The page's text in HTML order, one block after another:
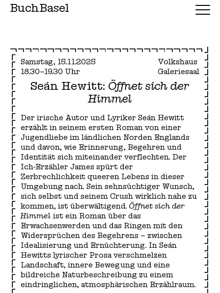
BuchBasel
Samstag, 15.11.2025
18.30–19.30 Uhr
Volkshaus
Galeriesaal
Seán Hewitt: Öffnet sich der
Himmel
Der irische Autor und Lyriker Seán Hewitt
erzählt in seinem ersten Roman von einer
Jugendliebe im ländlichen Norden Englands
und davon, wie Erinnerung, Begehren und
Identität sich miteinander verflechten. Der
Ich-Erzähler James spürt der
Zerbrechlichkeit queeren Lebens in dieser
Umgebung nach. Sein sehnsüchtiger Wunsch,
sich selbst und seinem Crush wirklich nahe zu
kommen, ist überwältigend. Öffnet sich der
Himmel ist ein Roman über das
Erwachsenwerden und das Ringen mit den
Widersprüchen des Begehrens – zwischen
Idealisierung und Ernüchterung. In Seán
Hewitts lyrischer Prosa verschmelzen
Landschaft, innere Bewegung und eine
bildreiche Naturbeschreibung zu einem
eindringlichen, atmosphärischen Erzählraum.